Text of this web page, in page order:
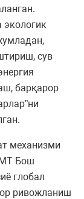
сув
барқарор
механизми
Бош
глобал
ривожланиш